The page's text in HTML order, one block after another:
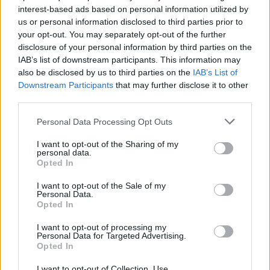
interest-based ads based on personal information utilized by
us or personal information disclosed to third parties prior to
your opt-out. You may separately opt-out of the further
disclosure of your personal information by third parties on the
IAB’s list of downstream participants. This information may
also be disclosed by us to third parties on the IAB’s List of
Downstream Participants that may further disclose it to other
Personal Data Processing Opt Outs
I want to opt-out of the Sharing of my
personal data.
Opted In
I want to opt-out of the Sale of my
Personal Data.
Opted In
I want to opt-out of processing my
Personal Data for Targeted Advertising.
Opted In
Július
Július 1., Szerda: AnnamáriaésTihamér
Július 2., Csütörtök:Ottó
és
Soma
Július 4., Szombat:Ulrik
Július 5., Vasárnap:EmeseésSarolta
Július 6., Hétfő:
Csaba
Július 8., Szerda:Ellák
Július 9., Csütörtök:
Július 10., Péntek:Amália
Július 11., Szombat:
Július 13., Hétfő:Jenõ
Július 14., Kedd: